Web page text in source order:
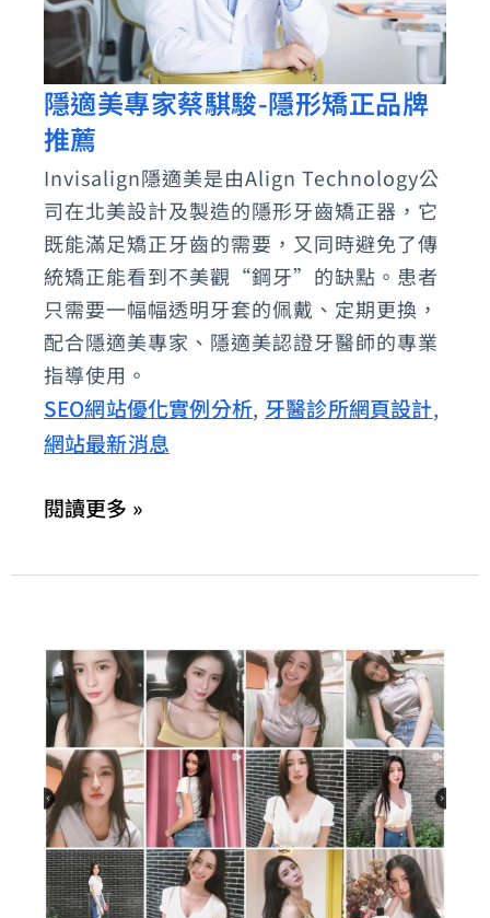
隱適美專家蔡騏駿-隱形矯正品牌
推薦
Invisalign隱適美是由Align Technology公
司在北美設計及製造的隱形牙齒矯正器，它
既能滿足矯正牙齒的需要，又同時避免了傳
統矯正能看到不美觀“鋼牙”的缺點。患者
只需要一幅幅透明牙套的佩戴、定期更換，
配合隱適美專家、隱適美認證牙醫師的專業
指導使用。
SEO網站優化實例分析, 牙醫診所網頁設計,
網站最新消息
隱
適
美
專
家
蔡
騏
駿-
隱
形
矯
品
閱讀更多 »